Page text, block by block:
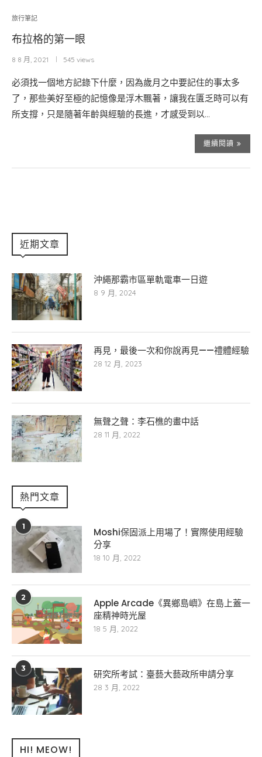
旅行筆記
布拉格的第一眼
8 8 月, 2021 545 views
必須找一個地方記錄下什麼，因為歲月之中要記住的事太多
了，那些美好至極的記憶像是浮木飄著，讓我在匱乏時可以有
所支撐，只是隨著年齡與經驗的長進，才感受到以…
繼續閱讀
近期文章
沖繩那霸市區單軌電車一日遊
8 9 月, 2024
再見，最後一次和你說再見——禮體經驗
28 12 月, 2023
無聲之聲：李石樵的畫中話
28 11 月, 2022
熱門文章
1
Moshi保固派上用場了！實際使用經驗
分享
18 10 月, 2022
2
Apple Arcade《異鄉島嶼》在島上蓋一
座精神時光屋
18 5 月, 2022
3 研究所考試：臺藝大藝政所申請分享
28 3 月, 2022
HI! MEOW!